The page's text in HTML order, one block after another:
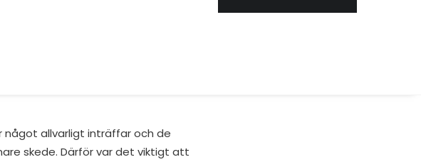
dödligt våld (PDV) för Stockholms
fick del av en utbildning där
samverka med polismyndigheten
något allvarligt inträffar och de
skede. Därför var det viktigt att